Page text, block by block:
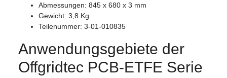
Abmessungen: 845 x 680 x 3 mm
Gewicht: 3,8 Kg
Teilenummer: 3-01-010835
Anwendungsgebiete der
Offgridtec PCB-ETFE Serie